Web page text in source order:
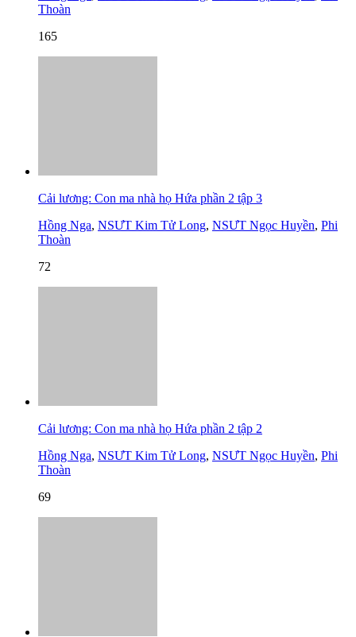
Thoàn
165
Cải lương: Con ma nhà họ Hứa phần 2 tập 3
Hồng Nga, NSƯT Kim Tử Long, NSƯT Ngọc Huyền, Phi
Thoàn
72
Cải lương: Con ma nhà họ Hứa phần 2 tập 2
Hồng Nga, NSƯT Kim Tử Long, NSƯT Ngọc Huyền, Phi
Thoàn
69